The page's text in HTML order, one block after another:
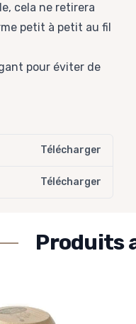
cela ne retirera
petit à petit au fil
pour éviter de
Télécharger
Télécharger
Produits